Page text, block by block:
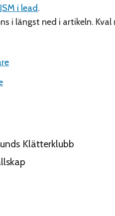
JSM i lead.
i längst ned i artikeln. Kval
Klätterklubb